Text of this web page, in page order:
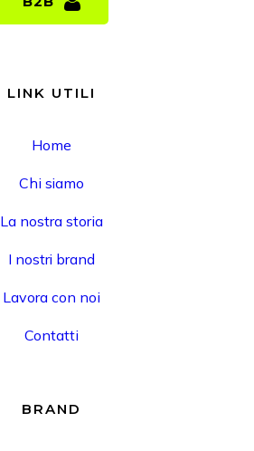
B2B
LINK UTILI
Home
Chi siamo
La nostra storia
I nostri brand
Lavora con noi
Contatti
BRAND